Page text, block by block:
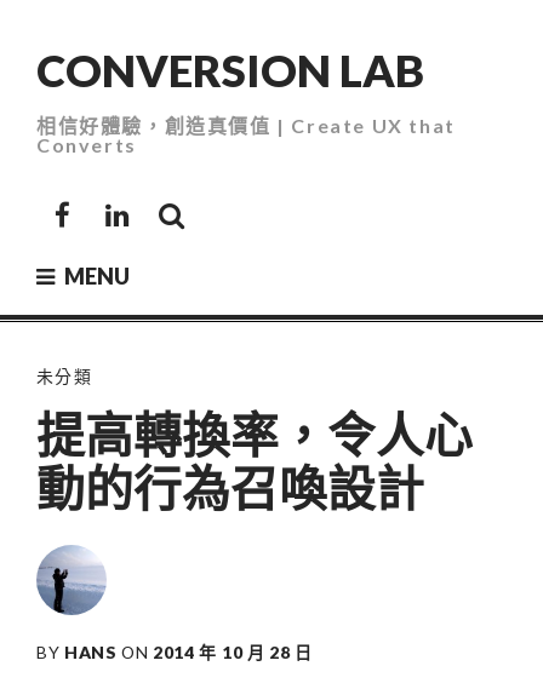
contentCONVERSION LAB
相信好體驗，創造真價值 | Create UX that
Converts
FacebookLinkedIn
MENU
未分類
提高轉換率，令人心
動的行為召喚設計
BY HANS ON 2014 年 10 月 28 日